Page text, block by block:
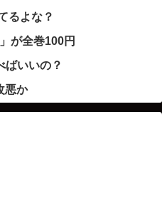
るよな？
が全巻100円
ばいいの？
悪か